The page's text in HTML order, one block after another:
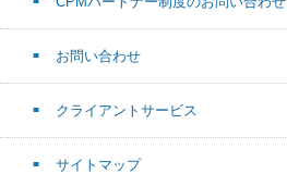
お問い合わせ
クライアントサービス
サイトマップ